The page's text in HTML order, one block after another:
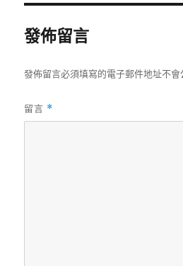
發佈留言
發佈留言必須填寫的電子郵件地址不會
留言 *